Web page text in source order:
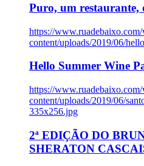
Puro, um restaurante,
https://
content/uploads/2019/06/
Hello Summer Wine
https://
content/uploads/2019/06/
335x256.jpg
2ª EDIÇÃO DO
SHERATON